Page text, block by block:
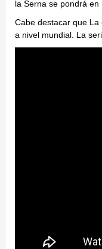
la Serna se pondrá en
Cabe destacar que
a nivel mundial. La